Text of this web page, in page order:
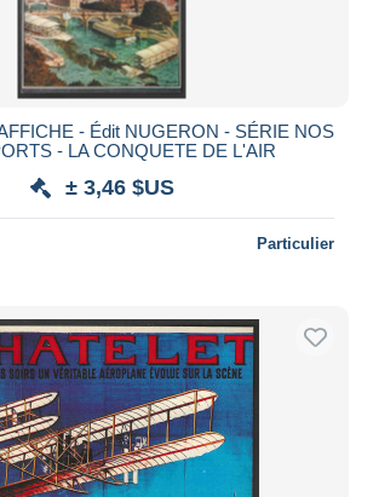
- Édit NUGERON - SÉRIE NOS
- LA CONQUETE DE L'AIR
± 3,46 $US
Particulier